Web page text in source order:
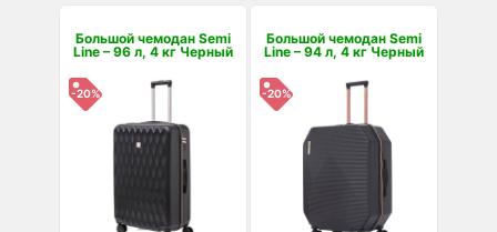
Большой чемодан Semi
Line – 96 л, 4 кг Черный
-20%
Большой чемодан Semi
Line – 94 л, 4 кг Черный
-20%